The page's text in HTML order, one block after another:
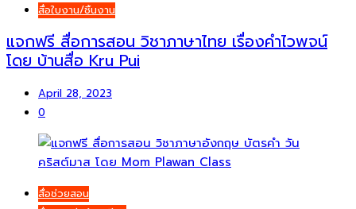
สื่อใบงาน/ชิ้นงาน
แจกฟรี สื่อการสอน วิชาภาษาไทย เรื่องคำไวพจน์
โดย บ้านสื่อ Kru Pui
April 28, 2023
0
สื่อช่วยสอน